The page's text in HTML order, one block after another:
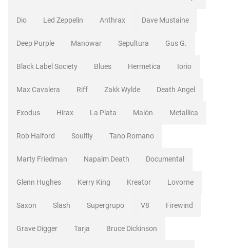
Dio Led Zeppelin Anthrax Dave Mustaine
Deep Purple Manowar Sepultura Gus G.
Black Label Society Blues Hermetica Iorio
Max Cavalera Riff Zakk Wylde Death Angel
Exodus Hirax La Plata Malón Metallica
Rob Halford Soulfly Tano Romano
Marty Friedman Napalm Death Documental
Glenn Hughes Kerry King Kreator Lovorne
Saxon Slash Supergrupo V8 Firewind
Grave Digger Tarja Bruce Dickinson